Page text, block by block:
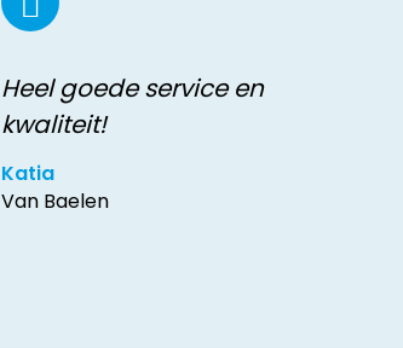
Heel goede service en
kwaliteit!
Katia
Van Baelen